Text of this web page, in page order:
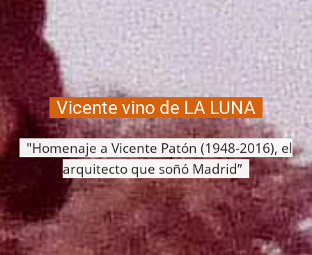
Vicente vino de LA LUNA
"Homenaje a Vicente Patón (1948-2016), el
arquitecto que soñó Madrid”